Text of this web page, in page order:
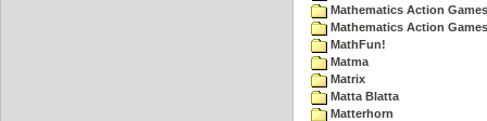
Mathematics Action
Mathematics Action
MathFun!
Matma
Matrix
Matta Blatta
Matterhorn